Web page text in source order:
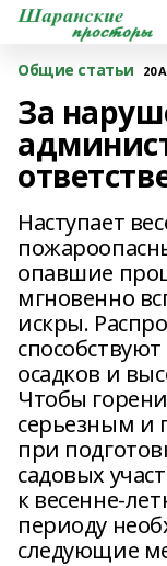
Общие статьи 20
За
Наступает
опавшие
мгновенно
искры.
осадков и
Чтобы
серьезным и
при
садовых
к весенне-
периоду
следующие